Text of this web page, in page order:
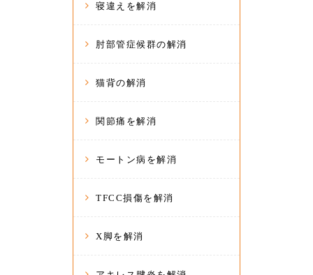
寝違えを解消
肘部管症候群の解消
猫背の解消
関節痛を解消
モートン病を解消
TFCC損傷を解消
X脚を解消